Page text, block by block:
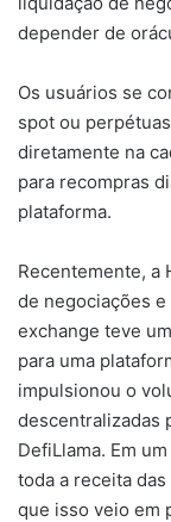
depender de
Os usuários se
spot ou
diretamente na
para recompras
plataforma.
Recentemente, a
de negociações
exchange teve
para uma
impulsionou o
descentralizadas
DefiLlama. Em
toda a receita
que isso veio em